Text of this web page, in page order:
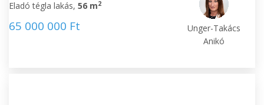
Eladó tégla lakás, 56 m2
65 000 000 Ft
Unger-Takács
Anikó